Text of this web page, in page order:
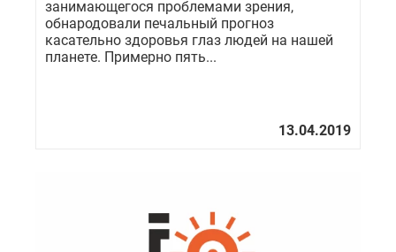
занимающегося проблемами зрения,
обнародовали печальный прогноз
касательно здоровья глаз людей на нашей
планете. Примерно пять...